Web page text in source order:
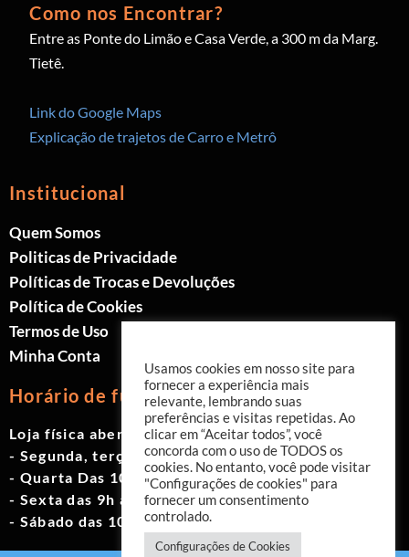
Como nos Encontrar?
Entre as Ponte do Limão e Casa Verde, a 300 m da Marg.
Tietê.
Link do Google Maps
Explicação de trajetos de Carro e Metrô
Institucional
Quem Somos
Politicas de Privacidade
Políticas de Trocas e Devoluções
Política de Cookies
Termos de Uso
Minha Conta
Horário de funcionamento
Loja física aberta de Segunda à Sábado.
- Segunda, terça e quinta das 9h às 19h
- Quarta Das 10h às 18h
- Sexta das 9h às 18h
- Sábado das 10h às 17h
Usamos cookies em nosso site para
fornecer a experiência mais
relevante, lembrando suas
preferências e visitas repetidas. Ao
clicar em “Aceitar todos”, você
concorda com o uso de TODOS os
cookies. No entanto, você pode visitar
"Configurações de cookies" para
fornecer um consentimento
controlado.
Configurações de Cookies